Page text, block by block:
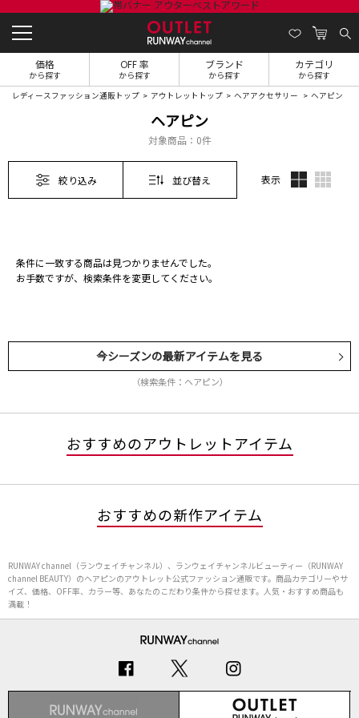
価格
から探す
OFF 率
から探す
ブランド
から探す
カテゴリ
から探す
レディースファッション通販トップ アウトレットトップ ヘアアクセサリー ヘアピン
ヘアピン
対象商品： 0件
絞り込み 並び替え 表示
条件に一致する商品は見つかりませんでした。
お手数ですが、検索条件を変更してください。
今シーズンの最新アイテムを見る
（検索条件：ヘアピン）
おすすめのアウトレットアイテム
おすすめの新作アイテム
RUNWAY channel（ランウェイチャンネル）、ランウェイチャンネルビューティー（RUNWAY
channel BEAUTY）のヘアピンのアウトレット公式ファッション通販です。商品カテゴリーやサ
イズ、価格、OFF率、カラー等、あなたのこだわり条件から探せます。人気・おすすめ商品も
満載！